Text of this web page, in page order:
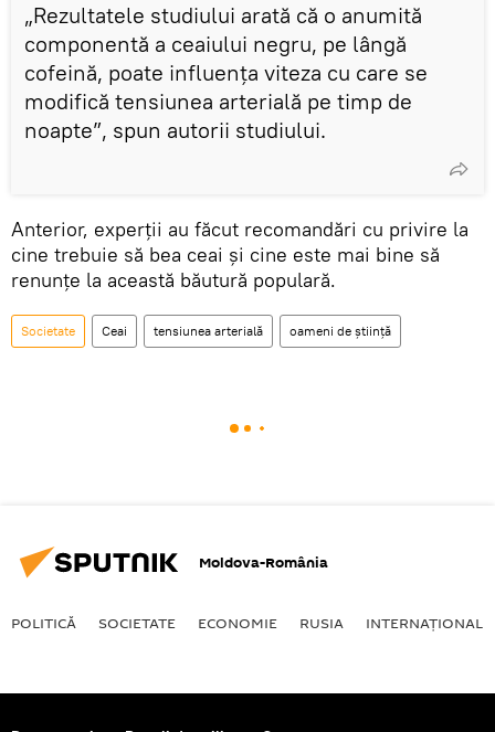
„Rezultatele studiului arată că o anumită
componentă a ceaiului negru, pe lângă
cofeină, poate influența viteza cu care se
modifică tensiunea arterială pe timp de
noapte”, spun autorii studiului.
Anterior, experții au făcut recomandări cu privire la
cine trebuie să bea ceai și cine este mai bine să
renunțe la această băutură populară.
Societate Ceai tensiunea arterială oameni de știință
Moldova-România
POLITICĂ SOCIETATE ECONOMIE RUSIA INTERNAŢIONAL